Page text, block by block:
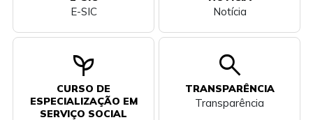
E-SIC Notícia
psychiatry
CURSO DE
ESPECIALIZAÇÃO EM
SERVIÇO SOCIAL
search
TRANSPARÊNCIA
Transparência